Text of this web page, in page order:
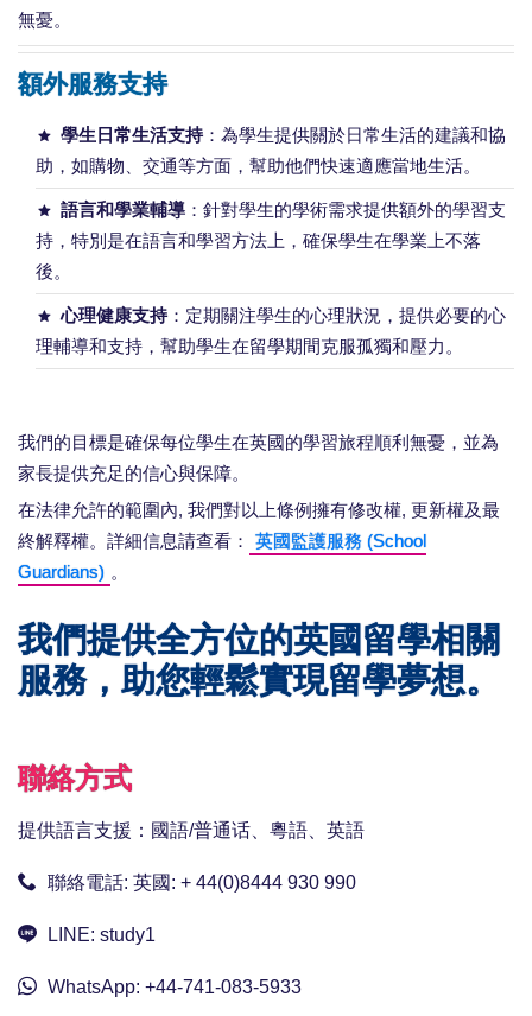
無憂。
額外服務支持
學生日常生活支持：為學生提供關於日常生活的建議和協
助，如購物、交通等方面，幫助他們快速適應當地生活。
語言和學業輔導：針對學生的學術需求提供額外的學習支
持，特別是在語言和學習方法上，確保學生在學業上不落
後。
心理健康支持：定期關注學生的心理狀況，提供必要的心
理輔導和支持，幫助學生在留學期間克服孤獨和壓力。
我們的目標是確保每位學生在英國的學習旅程順利無憂，並為
家長提供充足的信心與保障。
在法律允許的範圍內, 我們對以上條例擁有修改權, 更新權及最
終解釋權。詳細信息請查看：
英國監護服務 (School
Guardians) 。
我們提供全方位的英國留學相關
服務，助您輕鬆實現留學夢想。
聯絡方式
提供語言支援：國語/普通话、粵語、英語
聯絡電話: 英國: + 44(0)8444 930 990
LINE: study1
WhatsApp: +44-741-083-5933